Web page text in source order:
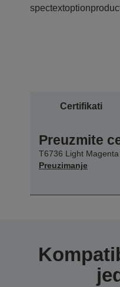
Certifikati
Preuzmite
T6736 Light
Preuzimanje